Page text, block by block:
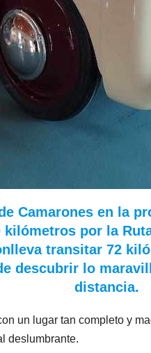
Camarones en la
kilómetros por la
transitar 72
descubrir lo
distancia.
un lugar tan completo y
deslumbrante.